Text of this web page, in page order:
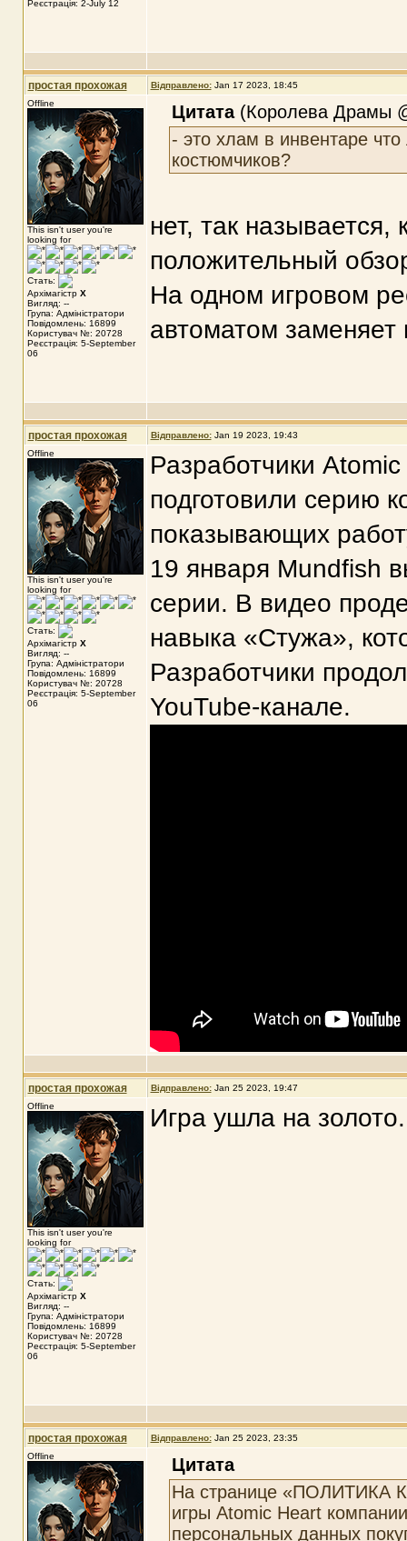
Реєстрація: 2-July 12
простая прохожая Відправлено: Jan 17 2023, 18:45
Offline
This isn't user you're
looking for
Стать:
Архімагістр X
Вигляд: --
Група: Адміністратори
Повідомлень: 16899
Користувач №: 20728
Реєстрація: 5-September
06
Цитата(Королева Драмы
- это хлам в инвентаре
костюмчиков?
нет, так называется,
положительный
На одном игровом
автоматом
простая прохожая Відправлено: Jan 19 2023, 19:43
Offline
This isn't user you're
looking for
Стать:
Архімагістр X
Вигляд: --
Група: Адміністратори
Повідомлень: 16899
Користувач №: 20728
Реєстрація: 5-September
06
Разработчики
подготовили серию
показывающих
19 января Mundfish
серии. В видео
навыка «Стужа»,
Разработчики
YouTube-канале.
простая прохожая Відправлено: Jan 25 2023, 19:47
Offline
This isn't user you're
looking for
Стать:
Архімагістр X
Вигляд: --
Група: Адміністратори
Повідомлень: 16899
Користувач №: 20728
Реєстрація: 5-September
06
Игра ушла на
простая прохожая Відправлено: Jan 25 2023, 23:35
Offline
Цитата
На странице «ПОЛИТИКА
игры Atomic Heart
персональных данных